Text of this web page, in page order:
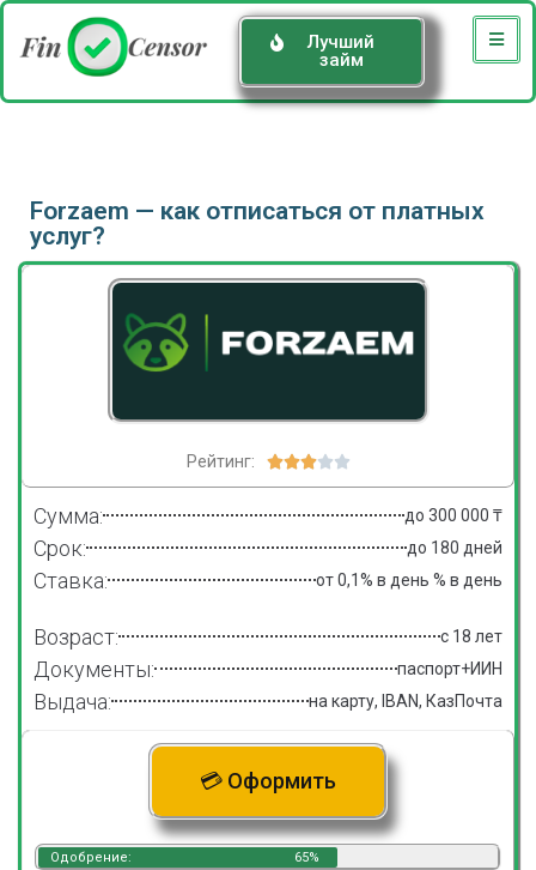
Лучший
займ
Forzaem — как отписаться от платных
услуг?
Рейтинг: 
Сумма: до 300 000 ₸
Срок: до 180 дней
Ставка: от 0,1% в день % в день
Возраст: с 18 лет
Документы: паспорт+ИИН
Выдача: на карту, IBAN, КазПочта
💳 Оформить
Одобрение: 65%